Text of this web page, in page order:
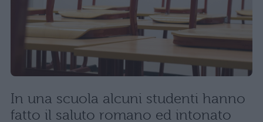
In una scuola alcuni studenti hanno
fatto il saluto romano ed intonato